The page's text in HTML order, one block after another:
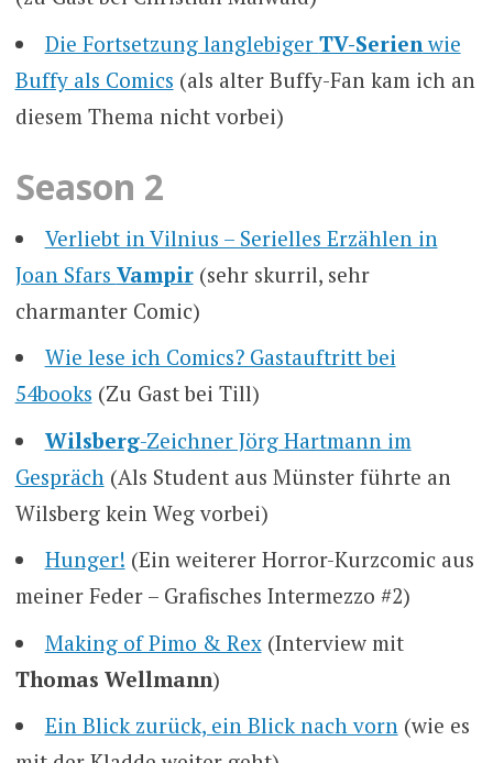
Die Fortsetzung langlebiger TV-Serienwie
Buffy als Comics (als alter Buffy-Fan kam ich an
diesem Thema nicht vorbei)
Season 2
Verliebt in Vilnius – Serielles Erzählen in
Joan Sfars Vampir(sehr skurril, sehr
charmanter Comic)
Wie lese ich Comics? Gastauftritt bei
54books (Zu Gast bei Till)
Wilsberg-Zeichner Jörg Hartmann im
Gespräch (Als Student aus Münster führte an
Wilsberg kein Weg vorbei)
Hunger! (Ein weiterer Horror-Kurzcomic aus
meiner Feder – Grafisches Intermezzo #2)
Making of Pimo & Rex(Interview mit
Thomas Wellmann)
Ein Blick zurück, ein Blick nach vorn(wie es